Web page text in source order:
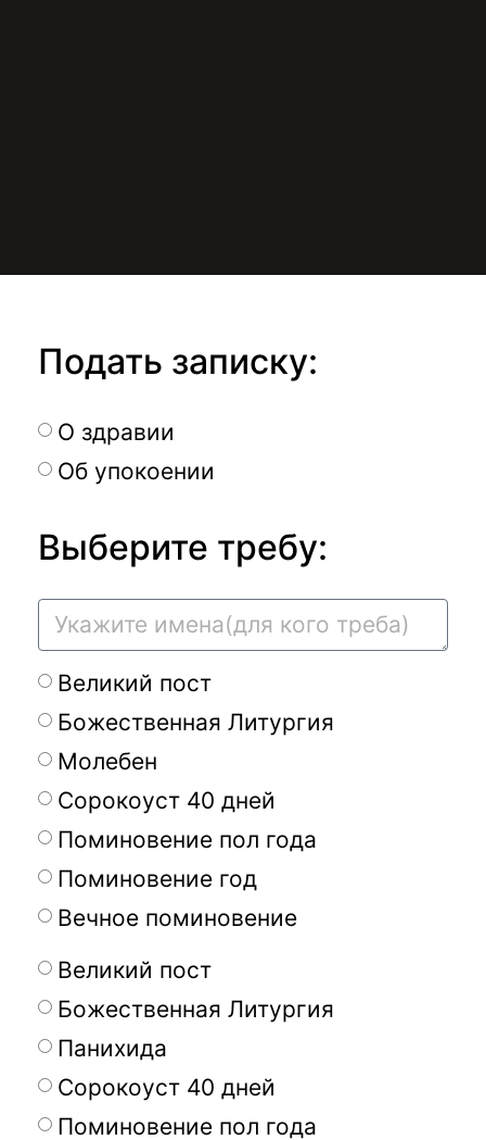
Подать записку:
О здравии
Об упокоении
Выберите требу:
Великий пост
Божественная Литургия
Молебен
Сорокоуст 40 дней
Поминовение пол года
Поминовение год
Вечное поминовение
Великий пост
Божественная Литургия
Панихида
Сорокоуст 40 дней
Поминовение пол года